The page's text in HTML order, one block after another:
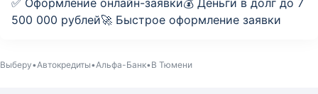
✅ Оформление онлайн-заявки💰 Деньги в долг до 7
500 000 рублей🚀 Быстрое оформление заявки
Выберу Автокредиты Альфа-Банк В Тюмени